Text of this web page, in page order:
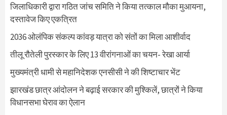
जिलाधिकारी द्वारा गठित जांच समिति ने किया तत्काल मौका मुआयना,
दस्तावेज किए एकत्रित
2036 ओलंपिक संकल्प कांवड़ यात्रा को संतों का मिला आशीर्वाद
तीलू रौतेली पुरस्कार के लिए 13 वीरांगनाओं का चयन- रेखा आर्या
मुख्यमंत्री धामी से महानिदेशक एनसीसी ने की शिष्टाचार भेंट
झारखंड छात्र आंदोलन ने बढ़ाई सरकार की मुश्किलें, छात्रों ने किया
विधानसभा घेराव का ऐलान